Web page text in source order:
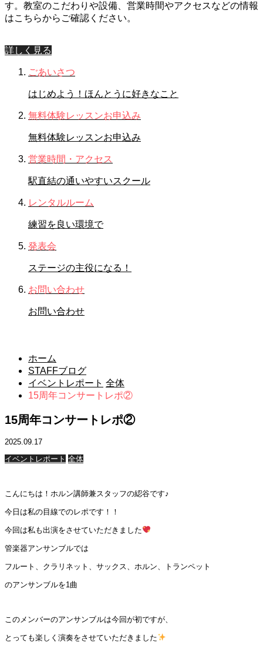
す。教室のこだわりや設備、営業時間やアクセスなどの情報
はこちらからご確認ください。
詳しく見る
ごあいさつ
はじめよう！ほんとうに好きなこと
無料体験レッスンお申込み
無料体験レッスンお申込み
営業時間・アクセス
駅直結の通いやすいスクール
レンタルルーム
練習を良い環境で
発表会
ステージの主役になる！
お問い合わせ
お問い合わせ
ホーム
STAFFブログ
イベントレポート 全体
15周年コンサートレポ②
15周年コンサートレポ②
2025.09.17
イベントレポート 全体
こんにちは！ホルン講師兼スタッフの綛谷です♪
今日は私の目線でのレポです！！
今回は私も出演をさせていただきました
管楽器アンサンブルでは
フルート、クラリネット、サックス、ホルン、トランペット
のアンサンブルを1曲
このメンバーのアンサンブルは今回が初ですが、
とっても楽しく演奏をさせていただきました